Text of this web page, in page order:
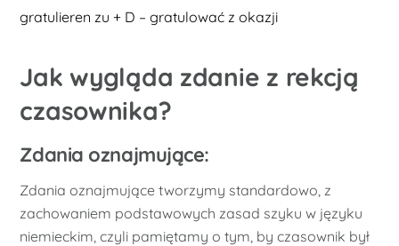
gratulieren zu + D – gratulować z okazji
Jak wygląda zdanie z rekcją
czasownika?
Zdania oznajmujące:
Zdania oznajmujące tworzymy standardowo, z
zachowaniem podstawowych zasad szyku w języku
niemieckim, czyli pamiętamy o tym, by czasownik był